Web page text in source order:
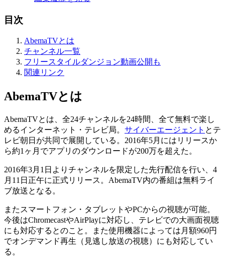
目次
AbemaTVとは
チャンネル一覧
フリースタイルダンジョン動画公開も
関連リンク
AbemaTVとは
AbemaTVとは、全24チャンネルを24時間、全て無料で楽し
めるインターネット・テレビ局。 サイバーエージェント とテ
レビ朝日が共同で展開している。2016年5月にはリリースか
ら約1ヶ月でアプリのダウンロードが200万を超えた。
2016年3月1日よりチャンネルを限定した先行配信を行い、4
月11日正午に正式リリース。AbemaTV内の番組は無料ライ
ブ放送となる。
またスマートフォン・タブレットやPCからの視聴が可能。
今後はChromecastやAirPlayに対応し、テレビでの大画面視聴
にも対応するとのこと。また使用機器によっては月額960円
でオンデマンド再生（見逃し放送の視聴）にも対応してい
る。